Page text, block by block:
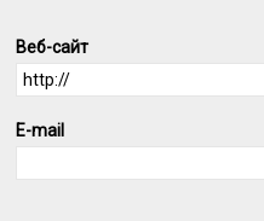
Веб-сайт
E-mail